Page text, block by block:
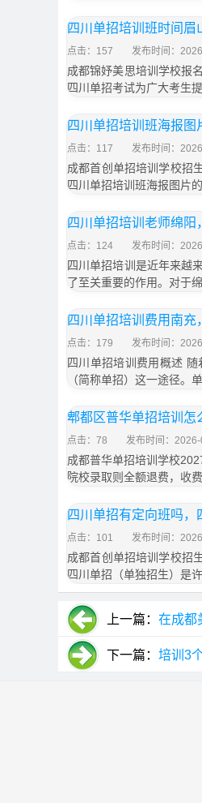
四川单招培训班时间眉
点击：157 发布时间：
成都锦妤美思培训学校报
四川单招考试为广大考生
四川单招培训班海报图
点击：117 发布时间：
成都首创单招培训学校招
四川单招培训班海报图片
四川单招培训老师绵阳
点击：124 发布时间：
四川单招培训是近年来越
了至关重要的作用。对于
四川单招培训费用南充
点击：179 发布时间：
四川单招培训费用概述
（简称单招）这一途径。
郫都区普华单招培训怎
点击：78 发布时间：
成都普华单招培训学校
院校录取则全额退费，收
四川单招有定向班吗，
点击：101 发布时间：
成都首创单招培训学校招
四川单招（单独招生）是
上一篇： 在成都
下一篇： 培训3